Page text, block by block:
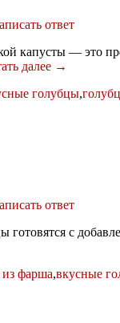
ответ
капусты — это
далее →
голубцы,
ответ
готовятся с
фарша,вкусные